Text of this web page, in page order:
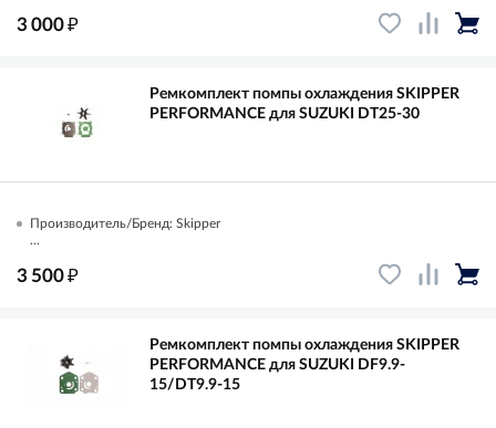
3 000₽
Ремкомплект помпы охлаждения SKIPPER
PERFORMANCE для SUZUKI DT25-30
Производитель/Бренд: Skipper
...
3 500₽
Ремкомплект помпы охлаждения SKIPPER
PERFORMANCE для SUZUKI DF9.9-
15/DT9.9-15